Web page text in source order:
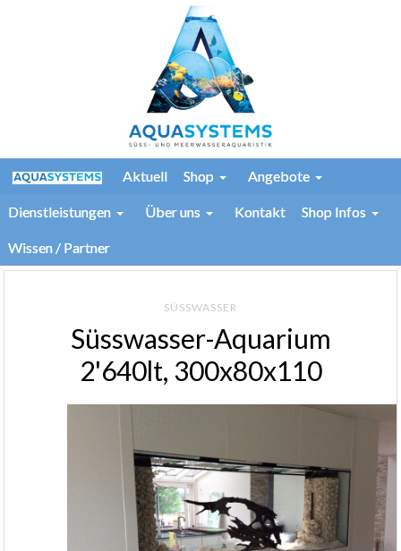
Aktuell Shop Angebote
Dienstleistungen Über uns Kontakt Shop Infos
Wissen / Partner
SÜSSWASSER
Süsswasser-Aquarium
2'640lt, 300x80x110